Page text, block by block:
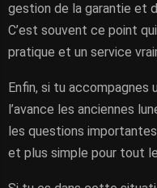
gestion de la garantie et
C’est souvent ce point
pratique et un service
Enfin, si tu accompagnes
l’avance les anciennes
les questions
et plus simple pour tout